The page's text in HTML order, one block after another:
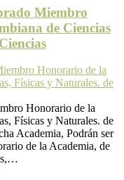
Miembro
de Ciencias
Honorario de la
Físicas y Naturales. de
Academia, Podrán ser
de la Academia, de